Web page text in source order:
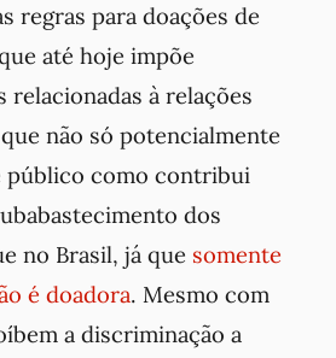
regras para doações de
até hoje impõe
relacionadas à relações
não só potencialmente
público como contribui
dos
no Brasil, já que somente
é doadora. Mesmo com
a discriminação a